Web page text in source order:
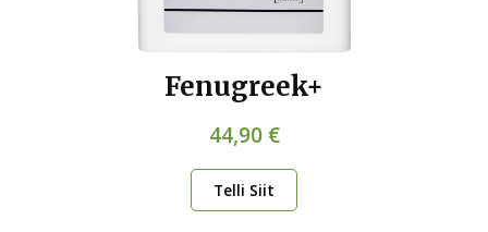
Fenugreek+
44,90 €
Telli Siit